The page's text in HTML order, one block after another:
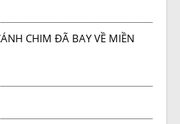
CHIM ĐÃ BAY VỀ MIỀN